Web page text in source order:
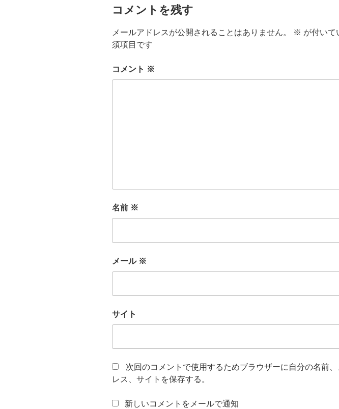
開
き
ま
コメントを残す
メールアドレスが公開されることはありません。 ※ が付いて
須項目です
コメント ※
名前 ※
メール ※
サイト
次回のコメントで使用するためブラウザーに自分の名前、
レス、サイトを保存する。
新しいコメントをメールで通知